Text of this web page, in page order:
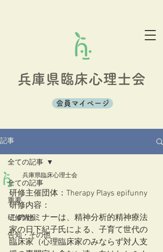
兵庫県臨床心理士会
会員マイページ
記事
全ての記事
重要
研修情報
告知・その他
全ての記事
兵庫県臨床心理士会
研修主催団体：Therapy Plays epifunny
研修内容：
このセミナーは、精神分析的精神療法
家の日下紀子氏による、子育て世代の
臨床家（心理臨床家のみならず対人支